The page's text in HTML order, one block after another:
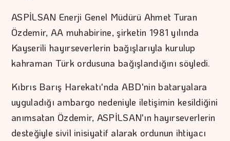
ASPİLSAN Enerji Genel Müdürü Ahmet Turan
Özdemir, AA muhabirine, şirketin 1981 yılında
Kayserili hayırseverlerin bağışlarıyla kurulup
kahraman Türk ordusuna bağışlandığını söyledi.
Kıbrıs Barış Harekatı'nda ABD'nin bataryalara
uyguladığı ambargo nedeniyle iletişimin kesildiğini
anımsatan Özdemir, ASPİLSAN'ın hayırseverlerin
desteğiyle sivil inisiyatif alarak ordunun ihtiyacı